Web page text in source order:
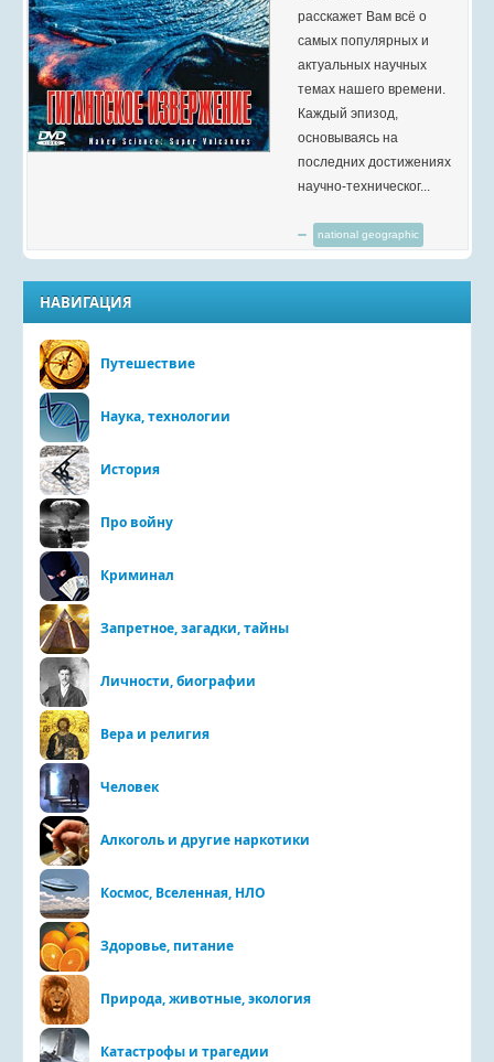
расскажет Вам всё о
самых популярных и
актуальных научных
темах нашего времени.
Каждый эпизод,
основываясь на
последних достижениях
научно-техническог...
national geographic
НАВИГАЦИЯ
Путешествие
Наука, технологии
История
Про войну
Криминал
Запретное, загадки, тайны
Личности, биографии
Вера и религия
Человек
Алкоголь и другие наркотики
Космос, Вселенная, НЛО
Здоровье, питание
Природа, животные, экология
Катастрофы и трагедии